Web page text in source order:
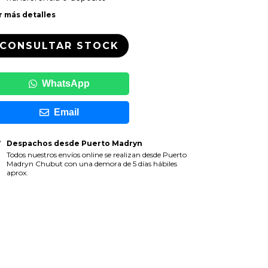
más detalles
WhatsApp
Email
Despachos desde Puerto Madryn
Todos nuestros envíos online se realizan desde Puerto
Madryn Chubut con una demora de 5 días hábiles
aprox.